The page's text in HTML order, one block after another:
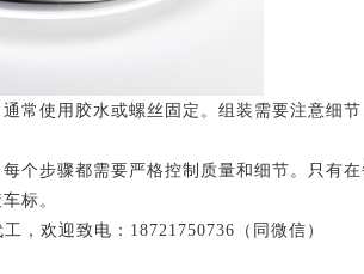
使用胶水或螺丝固定。组装需要注意细节
步骤都需要严格控制质量和细节。只有在
标。
欢迎致电：18721750736（同微信）